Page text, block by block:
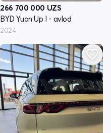
266 700 000 UZS
BYD Yuan Up I - avlod
2024